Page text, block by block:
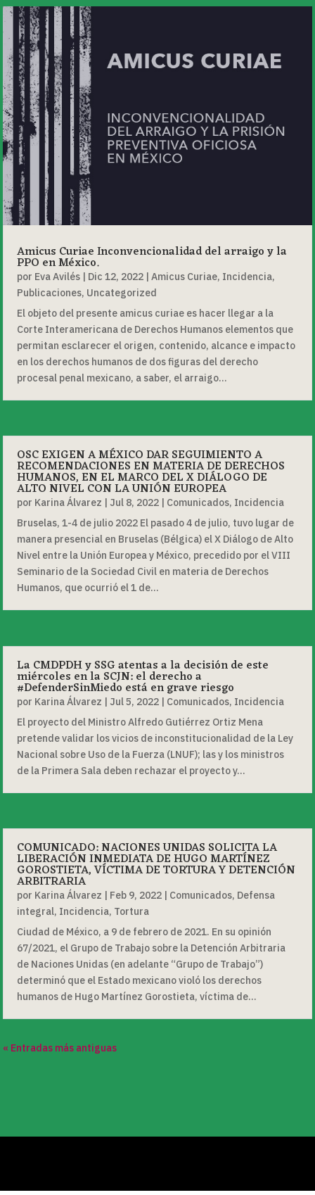
Amicus Curiae Inconvencionalidad del arraigo y la
PPO en México.
por Eva Avilés | Dic 12, 2022 |Amicus Curiae, Incidencia,
Publicaciones, Uncategorized
El objeto del presente amicus curiae es hacer llegar a la
Corte Interamericana de Derechos Humanos elementos que
permitan esclarecer el origen, contenido, alcance e impacto
en los derechos humanos de dos figuras del derecho
procesal penal mexicano, a saber, el arraigo...
OSC EXIGEN A MÉXICO DAR SEGUIMIENTO A
RECOMENDACIONES EN MATERIA DE DERECHOS
HUMANOS, EN EL MARCO DEL X DIÁLOGO DE
ALTO NIVEL CON LA UNIÓN EUROPEA
por Karina Álvarez | Jul 8, 2022 | Comunicados, Incidencia
Bruselas, 1-4 de julio 2022 El pasado 4 de julio, tuvo lugar de
manera presencial en Bruselas (Bélgica) el X Diálogo de Alto
Nivel entre la Unión Europea y México, precedido por el VIII
Seminario de la Sociedad Civil en materia de Derechos
Humanos, que ocurrió el 1 de...
La CMDPDH y SSG atentas a la decisión de este
miércoles en la SCJN: el derecho a
#DefenderSinMiedo está en grave riesgo
por Karina Álvarez | Jul 5, 2022 | Comunicados, Incidencia
El proyecto del Ministro Alfredo Gutiérrez Ortiz Mena
pretende validar los vicios de inconstitucionalidad de la Ley
Nacional sobre Uso de la Fuerza (LNUF); las y los ministros
de la Primera Sala deben rechazar el proyecto y...
COMUNICADO: NACIONES UNIDAS SOLICITA LA
LIBERACIÓN INMEDIATA DE HUGO MARTÍNEZ
GOROSTIETA, VÍCTIMA DE TORTURA Y DETENCIÓN
ARBITRARIA
por Karina Álvarez | Feb 9, 2022 | Comunicados, Defensa
integral, Incidencia, Tortura
Ciudad de México, a 9 de febrero de 2021. En su opinión
67/2021, el Grupo de Trabajo sobre la Detención Arbitraria
de Naciones Unidas (en adelante “Grupo de Trabajo”)
determinó que el Estado mexicano violó los derechos
humanos de Hugo Martínez Gorostieta, víctima de...
« Entradas más antiguas